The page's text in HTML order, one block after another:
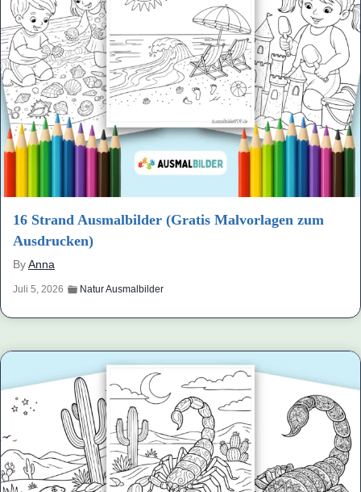
16 Strand Ausmalbilder (Gratis Malvorlagen zum
Ausdrucken)
ByAnna
Juli 5, 2026 Natur Ausmalbilder